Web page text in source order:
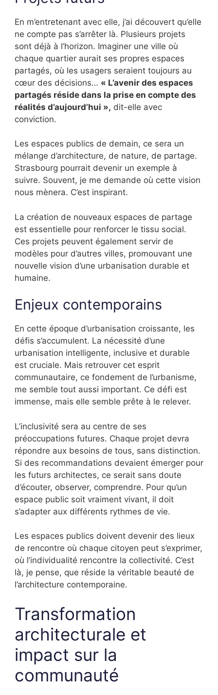
En m’entretenant avec elle, j’ai découvert qu’elle
ne compte pas s’arrêter là. Plusieurs projets
sont déjà à l’horizon. Imaginer une ville où
chaque quartier aurait ses propres espaces
partagés, où les usagers seraient toujours au
cœur des décisions… « L’avenir des espaces
partagés réside dans la prise en compte des
réalités d’aujourd’hui », dit-elle avec
conviction.
Les espaces publics de demain, ce sera un
mélange d’architecture, de nature, de partage.
Strasbourg pourrait devenir un exemple à
suivre. Souvent, je me demande où cette vision
nous mènera. C’est inspirant.
La création de nouveaux espaces de partage
est essentielle pour renforcer le tissu social.
Ces projets peuvent également servir de
modèles pour d’autres villes, promouvant une
nouvelle vision d’une urbanisation durable et
humaine.
Enjeux contemporains
En cette époque d’urbanisation croissante, les
défis s’accumulent. La nécessité d’une
urbanisation intelligente, inclusive et durable
est cruciale. Mais retrouver cet esprit
communautaire, ce fondement de l’urbanisme,
me semble tout aussi important. Ce défi est
immense, mais elle semble prête à le relever.
L’inclusivité sera au centre de ses
préoccupations futures. Chaque projet devra
répondre aux besoins de tous, sans distinction.
Si des recommandations devaient émerger pour
les futurs architectes, ce serait sans doute
d’écouter, observer, comprendre. Pour qu’un
espace public soit vraiment vivant, il doit
s’adapter aux différents rythmes de vie.
Les espaces publics doivent devenir des lieux
de rencontre où chaque citoyen peut s’exprimer,
où l’individualité rencontre la collectivité. C’est
là, je pense, que réside la véritable beauté de
l’architecture contemporaine.
Transformation
architecturale et
impact sur la
communauté